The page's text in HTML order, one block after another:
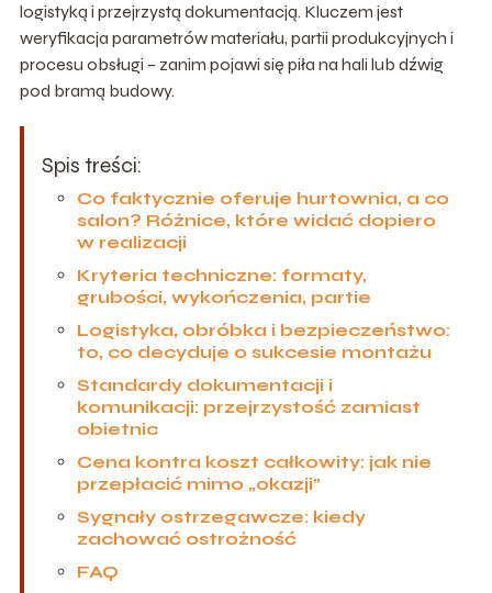
logistyką i przejrzystą dokumentacją. Kluczem jest
weryfikacja parametrów materiału, partii produkcyjnych i
procesu obsługi – zanim pojawi się piła na hali lub dźwig
pod bramą budowy.
Spis treści:
Co faktycznie oferuje hurtownia, a co
salon? Różnice, które widać dopiero
w realizacji
Kryteria techniczne: formaty,
grubości, wykończenia, partie
Logistyka, obróbka i bezpieczeństwo:
to, co decyduje o sukcesie montażu
Standardy dokumentacji i
komunikacji: przejrzystość zamiast
obietnic
Cena kontra koszt całkowity: jak nie
przepłacić mimo „okazji”
Sygnały ostrzegawcze: kiedy
zachować ostrożność
FAQ